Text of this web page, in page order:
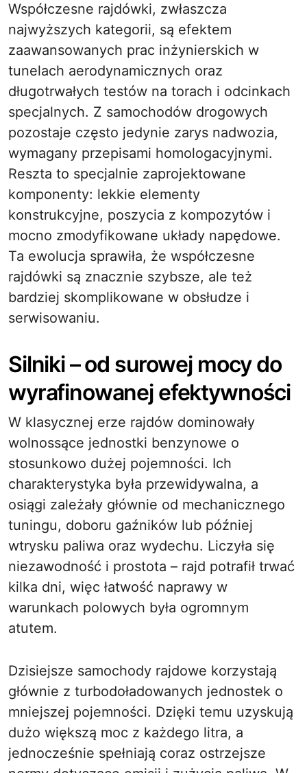
Współczesne rajdówki, zwłaszcza
najwyższych kategorii, są efektem
zaawansowanych prac inżynierskich w
tunelach aerodynamicznych oraz
długotrwałych testów na torach i odcinkach
specjalnych. Z samochodów drogowych
pozostaje często jedynie zarys nadwozia,
wymagany przepisami homologacyjnymi.
Reszta to specjalnie zaprojektowane
komponenty: lekkie elementy
konstrukcyjne, poszycia z kompozytów i
mocno zmodyfikowane układy napędowe.
Ta ewolucja sprawiła, że współczesne
rajdówki są znacznie szybsze, ale też
bardziej skomplikowane w obsłudze i
serwisowaniu.
Silniki – od surowej mocy do
wyrafinowanej efektywności
W klasycznej erze rajdów dominowały
wolnossące jednostki benzynowe o
stosunkowo dużej pojemności. Ich
charakterystyka była przewidywalna, a
osiągi zależały głównie od mechanicznego
tuningu, doboru gaźników lub później
wtrysku paliwa oraz wydechu. Liczyła się
niezawodność i prostota – rajd potrafił trwać
kilka dni, więc łatwość naprawy w
warunkach polowych była ogromnym
atutem.
Dzisiejsze samochody rajdowe korzystają
głównie z turbodoładowanych jednostek o
mniejszej pojemności. Dzięki temu uzyskują
dużo większą moc z każdego litra, a
jednocześnie spełniają coraz ostrzejsze